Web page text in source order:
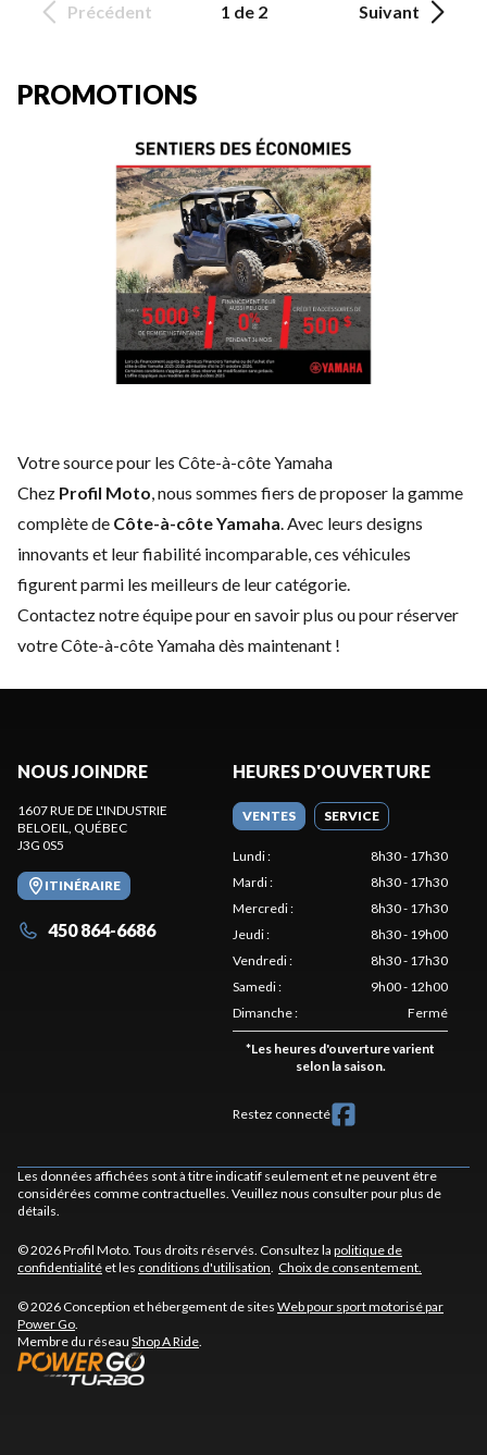
Précédent 1 de 2 Suivant
PROMOTIONS
Votre source pour les Côte-à-côte Yamaha
Chez Profil Moto, nous sommes fiers de proposer la gamme
complète de Côte-à-côte Yamaha. Avec leurs designs
innovants et leur fiabilité incomparable, ces véhicules
figurent parmi les meilleurs de leur catégorie.
Contactez notre équipepour en savoir plus ou pour réserver
votre Côte-à-côte Yamaha dès maintenant !
NOUS JOINDRE
1607 RUE DE L'INDUSTRIE
BELOEIL, QUÉBEC
J3G 0S5
ITINÉRAIRE
450 864-6686
HEURES D'OUVERTURE
VENTES SERVICE
Lundi:
8h30 - 17h30
Mardi:
8h30 - 17h30
Mercredi:
8h30 - 17h30
Jeudi:
8h30 - 19h00
Vendredi:
8h30 - 17h30
Samedi:
9h00 - 12h00
Dimanche: Fermé
*Les heures d'ouverture varient
selon la saison.
Restez connecté
Les données affichées sont à titre indicatif seulement et ne peuvent être
considérées comme contractuelles. Veuillez nous consulter pour plus de
détails.
© 2026 Profil Moto. Tous droits réservés. Consultez la politique de
confidentialité et les conditions d'utilisation. Choix de consentement.
© 2026 Conception et hébergement de sites Web pour sport motorisé par
Power Go.
Membre du réseau Shop A Ride.